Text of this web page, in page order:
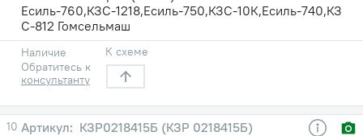
Есиль-760,КЗС-1218,Есиль-750,КЗС-10К,Есиль-740,КЗ
С-812 Гомсельмаш
Наличие
Обратитесь к
консультанту
К схеме
10
КЗР0218415Б (КЗР 0218415Б)